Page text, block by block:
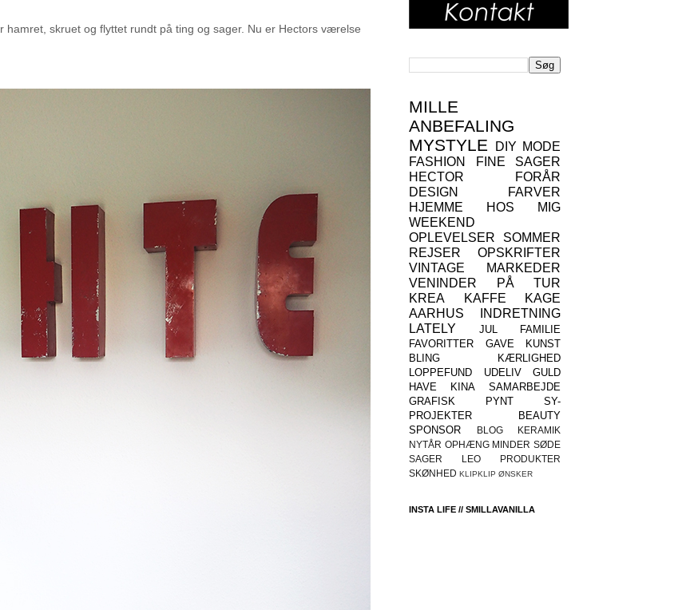
skruet og flyttet rundt på ting og sager. Nu er Hectors værelse
MILLE
ANBEFALING
MYSTYLE
DIY MODE
FASHION
FINE SAGER
HECTOR
FORÅR
DESIGN
FARVER
HJEMME HOS MIG
WEEKEND
OPLEVELSER
SOMMER
REJSER
OPSKRIFTER
VINTAGE
MARKEDER
VENINDER
PÅ TUR
KREA
KAFFE
KAGE
AARHUS
INDRETNING
LATELY
JUL
FAMILIE
FAVORITTER
GAVE
KUNST
BLING
KÆRLIGHED
LOPPEFUND
UDELIV
GULD
HAVE
KINA
SAMARBEJDE
GRAFISK
PYNT
SY-
PROJEKTER
BEAUTY
SPONSOR
BLOG
KERAMIK
NYTÅR OPHÆNG MINDER SØDE
SAGER
LEO
PRODUKTER
SKØNHED KLIPKLIP ØNSKER
INSTA LIFE // SMILLAVANILLA